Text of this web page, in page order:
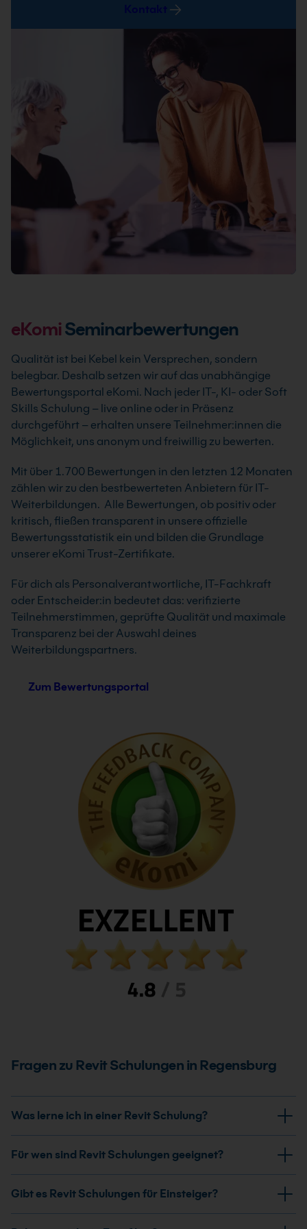
eKomiSeminarbewertungen
Qualität ist bei Kebel kein Versprechen, sondern
belegbar. Deshalb setzen wir auf das unabhängige
Bewertungsportal eKomi. Nach jeder IT-, KI- oder Soft
Skills Schulung – live online oder in Präsenz
durchgeführt – erhalten unsere Teilnehmer:innen die
Möglichkeit, uns anonym und freiwillig zu bewerten.
Mit über 1.700 Bewertungen in den letzten 12 Monaten
zählen wir zu den bestbewerteten Anbietern für IT-
Weiterbildungen. Alle Bewertungen, ob positiv oder
kritisch, fließen transparent in unsere offizielle
Bewertungsstatistik ein und bilden die Grundlage
unserer eKomi Trust-Zertifikate.
Für dich als Personalverantwortliche, IT-Fachkraft
oder Entscheider:in bedeutet das: verifizierte
Teilnehmerstimmen, geprüfte Qualität und maximale
Transparenz bei der Auswahl deines
Weiterbildungspartners.
Zum Bewertungsportal
Fragen zu Revit Schulungen in Regensburg
Was lerne ich in einer Revit Schulung?
Gebäudemodelle erstellst und mit der BIM-Software
arbeitest. Dazu gehören Modellierung, Pläne,
Ansichten sowie die strukturierte Projektarbeit.
Für wen sind Revit Schulungen geeignet?
Bauingenieure, Planer, technische Zeichner sowie
Einsteiger im BIM-Bereich.
Gibt es Revit Schulungen für Einsteiger?
Ja, es gibt Grundlagenkurse, die dich Schritt für Schritt